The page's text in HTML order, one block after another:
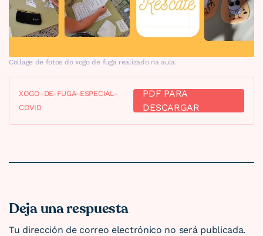
Collage de fotos do xogo de fuga realizado na aula.
XOGO-DE-FUGA-ESPECIAL-
COVID
PDF PARA
DESCARGAR
Deja una respuesta
Tu dirección de correo electrónico no será publicada.